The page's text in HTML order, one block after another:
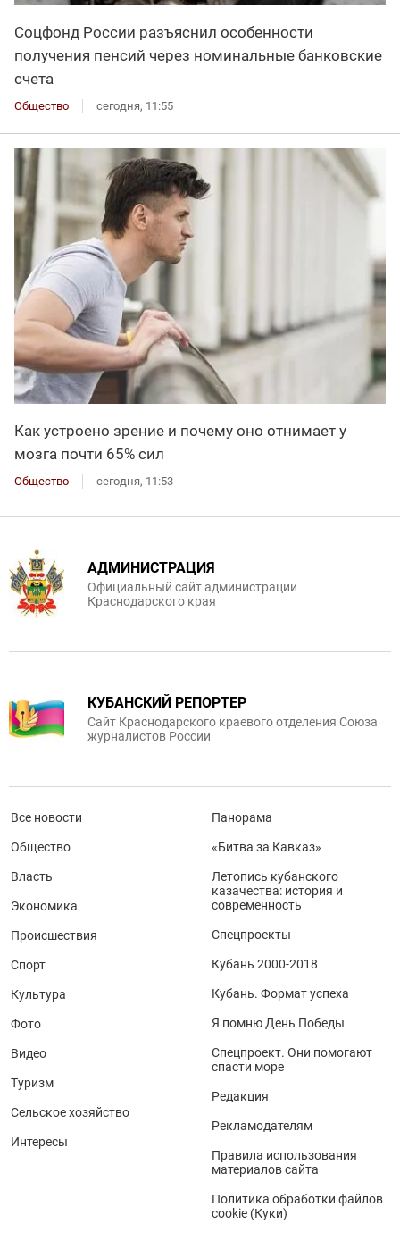
Соцфонд России разъяснил особенности
получения пенсий через номинальные банковские
счета
Общество сегодня, 11:55
Как устроено зрение и почему оно отнимает у
мозга почти 65% сил
Общество сегодня, 11:53
АДМИНИСТРАЦИЯ
Официальный сайт администрации
Краснодарского края
КУБАНСКИЙ РЕПОРТЕР
Сайт Краснодарского краевого отделения Союза
журналистов России
Все новости
Общество
Власть
Экономика
Происшествия
Спорт
Культура
Фото
Видео
Туризм
Сельское хозяйство
Интересы
Панорама
«Битва за Кавказ»
Летопись кубанского
казачества: история и
современность
Спецпроекты
Кубань 2000-2018
Кубань. Формат успеха
Я помню День Победы
Спецпроект. Они помогают
спасти море
Редакция
Рекламодателям
Правила использования
материалов сайта
Политика обработки файлов
cookie (Куки)